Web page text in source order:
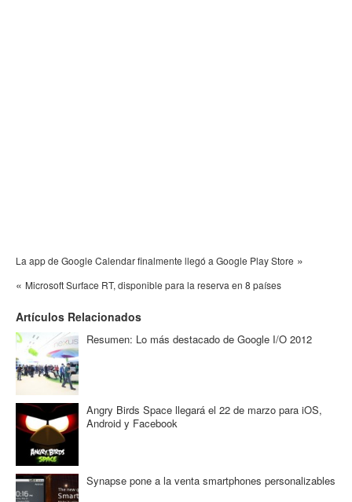
La app de Google Calendar finalmente llegó a Google Play Store »
« Microsoft Surface RT, disponible para la reserva en 8 países
Artículos Relacionados
Resumen: Lo más destacado de Google I/O 2012
Angry Birds Space llegará el 22 de marzo para iOS,
Android y Facebook
Synapse pone a la venta smartphones personalizables